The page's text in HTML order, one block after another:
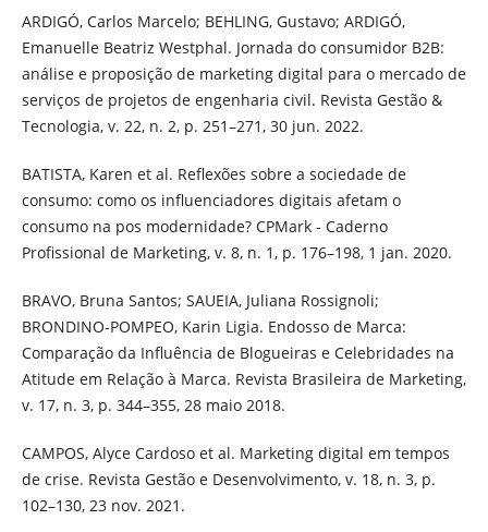
ARDIGÓ, Carlos Marcelo; BEHLING, Gustavo; ARDIGÓ,
Emanuelle Beatriz Westphal. Jornada do consumidor B2B:
análise e proposição de marketing digital para o mercado de
serviços de projetos de engenharia civil. Revista Gestão &
Tecnologia, v. 22, n. 2, p. 251–271, 30 jun. 2022.
BATISTA, Karen et al. Reflexões sobre a sociedade de
consumo: como os influenciadores digitais afetam o
consumo na pos modernidade? CPMark - Caderno
Profissional de Marketing, v. 8, n. 1, p. 176–198, 1 jan. 2020.
BRAVO, Bruna Santos; SAUEIA, Juliana Rossignoli;
BRONDINO-POMPEO, Karin Ligia. Endosso de Marca:
Comparação da Influência de Blogueiras e Celebridades na
Atitude em Relação à Marca. Revista Brasileira de Marketing,
v. 17, n. 3, p. 344–355, 28 maio 2018.
CAMPOS, Alyce Cardoso et al. Marketing digital em tempos
de crise. Revista Gestão e Desenvolvimento, v. 18, n. 3, p.
102–130, 23 nov. 2021.